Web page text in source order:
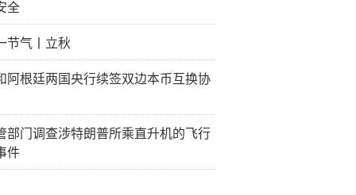
全
节气丨立秋
阿根廷两国央行续签双边本币互换协
部门调查涉特朗普所乘直升机的飞行
件